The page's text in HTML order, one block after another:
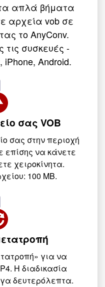
απλά βήματα
αρχεία vob σε
το AnyConv.
τις συσκευές -
iPhone, Android.
σας VOB
σας στην περιοχή
επίσης να κάνετε
χειροκίνητα.
100 MB.
για να
Η διαδικασία
δευτερόλεπτα.